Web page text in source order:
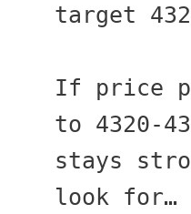
target
If price
to 4320-
stays